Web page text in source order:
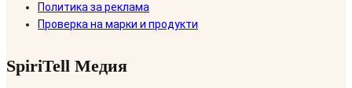
Политика за реклама
Проверка на марки и продукти
SpiriTell Медия